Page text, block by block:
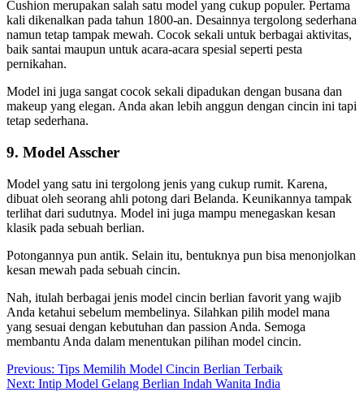
Cushion merupakan salah satu model yang cukup populer. Pertama
kali dikenalkan pada tahun 1800-an. Desainnya tergolong sederhana
namun tetap tampak mewah. Cocok sekali untuk berbagai aktivitas,
baik santai maupun untuk acara-acara spesial seperti pesta
pernikahan.
Model ini juga sangat cocok sekali dipadukan dengan busana dan
makeup yang elegan. Anda akan lebih anggun dengan cincin ini tapi
tetap sederhana.
9. Model Asscher
Model yang satu ini tergolong jenis yang cukup rumit. Karena,
dibuat oleh seorang ahli potong dari Belanda. Keunikannya tampak
terlihat dari sudutnya. Model ini juga mampu menegaskan kesan
klasik pada sebuah berlian.
Potongannya pun antik. Selain itu, bentuknya pun bisa menonjolkan
kesan mewah pada sebuah cincin.
Nah, itulah berbagai jenis model cincin berlian favorit yang wajib
Anda ketahui sebelum membelinya. Silahkan pilih model mana
yang sesuai dengan kebutuhan dan passion Anda. Semoga
membantu Anda dalam menentukan pilihan model cincin.
Post
navigation
Previous: Tips Memilih Model Cincin Berlian Terbaik
Next: Intip Model Gelang Berlian Indah Wanita India